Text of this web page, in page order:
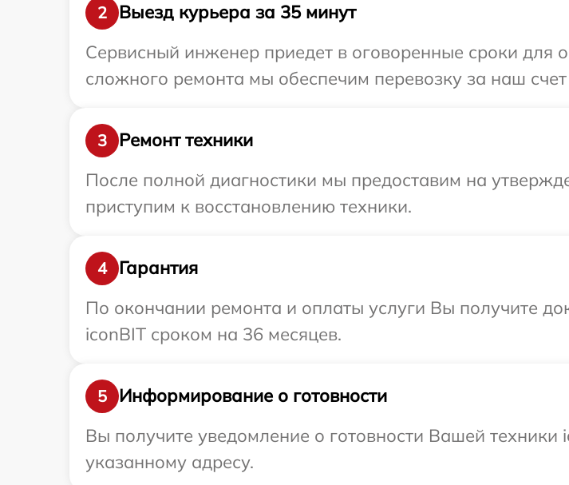
2
Выезд курьера за 35 минут
Сервисный инженер приедет в оговоренные сроки для
сложного ремонта мы обеспечим перевозку за наш
3
Ремонт техники
После полной диагностики мы предоставим на
приступим к восстановлению техники.
4
Гарантия
По окончании ремонта и оплаты услуги Вы получите
iconBIT сроком на 36 месяцев.
5
Информирование о готовности
Вы получите уведомление о готовности Вашей техники
указанному адресу.